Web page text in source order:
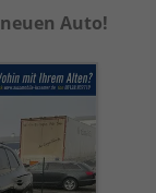
Auto!